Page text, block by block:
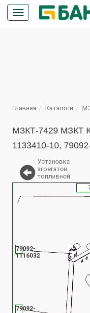
Кнопка
меню
Главная Каталоги
МЗКТ-7429 МЗКТ
1133410-10,
Установка
агрегатов
топливной
системы
79092-
79092-
1116032